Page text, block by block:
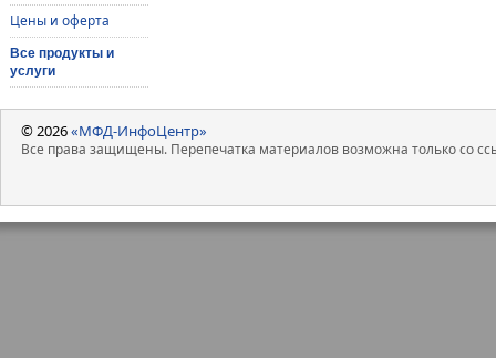
Цены и оферта
Все продукты и
услуги
© 2026«МФД-ИнфоЦентр»
Все права защищены. Перепечатка материалов возможна только со